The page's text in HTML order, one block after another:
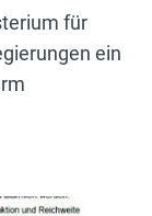
für
ein